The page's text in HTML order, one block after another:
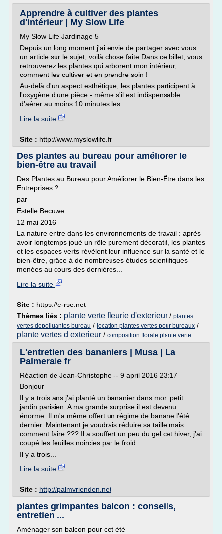
Apprendre à cultiver des plantes
d'intérieur | My Slow Life
My Slow Life Jardinage 5
Depuis un long moment j'ai envie de partager avec vous
un article sur le sujet, voilà chose faite Dans ce billet, vous
retrouverez les plantes qui arborent mon intérieur,
comment les cultiver et en prendre soin !
Au-delà d'un aspect esthétique, les plantes participent à
l'oxygène d'une pièce - même s'il est indispensable
d'aérer au moins 10 minutes les...
Lire la suite
Site : http://www.myslowlife.fr
Des plantes au bureau pour améliorer le
bien-être au travail
Des Plantes au Bureau pour Améliorer le Bien-Être dans les
Entreprises ?
par
Estelle Becuwe
12 mai 2016
La nature entre dans les environnements de travail : après
avoir longtemps joué un rôle purement décoratif, les plantes
et les espaces verts révèlent leur influence sur la santé et le
bien-être, grâce à de nombreuses études scientifiques
menées au cours des dernières...
Lire la suite
Site : https://e-rse.net
Thèmes liés : plante verte fleurie d'exterieur / plantes
vertes depolluantes bureau / location plantes vertes pour bureaux /
plante vertes d exterieur / composition florale plante verte
L'entretien des bananiers | Musa | La
Palmeraie fr
Réaction de Jean-Christophe -- 9 april 2016 23:17
Bonjour
Il y a trois ans j'ai planté un bananier dans mon petit
jardin parisien. A ma grande surprise il est devenu
énorme. Il m'a même offert un régime de banane l'été
dernier. Maintenant je voudrais réduire sa taille mais
comment faire ??? Il a souffert un peu du gel cet hiver, j'ai
coupé les feuilles noircies par le froid.
Il y a trois...
Lire la suite
Site : http://palmvrienden.net
plantes grimpantes balcon : conseils,
entretien ...
Aménager son balcon pour cet été